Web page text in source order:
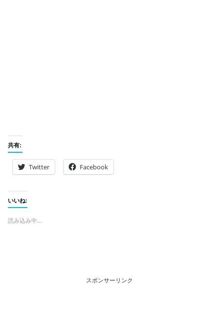
共有:
Twitter Facebook
いいね:
読み込み中…
スポンサーリンク